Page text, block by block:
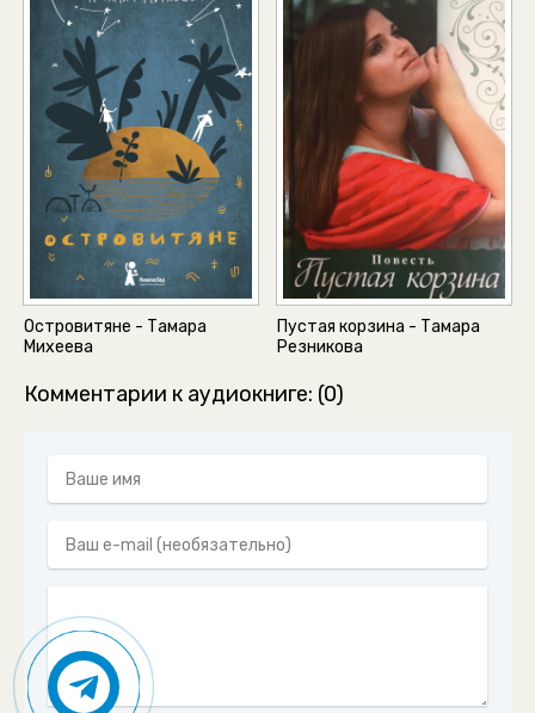
Островитяне - Тамара
Михеева
Пустая корзина - Тамара
Резникова
Комментарии к аудиокниге: (0)